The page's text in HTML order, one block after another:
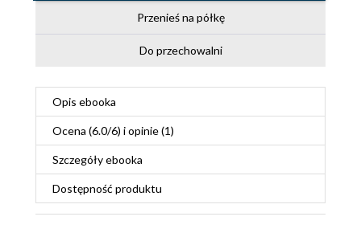
Przenieś na półkę
Do przechowalni
Opis ebooka
Ocena (6.0/6) i opinie (1)
Szczegółyebooka
Dostępność produktu